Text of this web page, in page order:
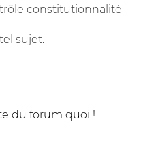
constitutionnalité
sujet.
du forum quoi !